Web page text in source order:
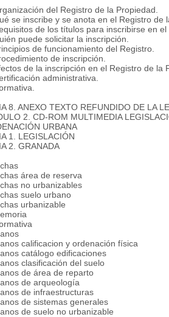
del Registro de la Propiedad.
se inscribe y se anota en el Registro de
de los títulos para inscribirse en el
puede solicitar la inscripción.
de funcionamiento del Registro.
de inscripción.
de la inscripción en el Registro de la
administrativa.
8. ANEXO TEXTO REFUNDIDO DE LA
2. CD-ROM MULTIMEDIA
URBANA
1. LEGISLACIÓN
2. GRANADA
área de reserva
no urbanizables
suelo urbano
urbanizable
calificacion y ordenación física
catálogo edificaciones
clasificación del suelo
de área de reparto
de arqueología
de infraestructuras
de sistemas generales
de suelo no urbanizable